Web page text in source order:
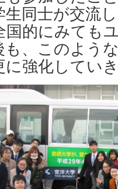
同士が交流
国的にみても
も、このよう
に強化してい